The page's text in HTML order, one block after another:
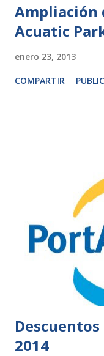
Ampliación
Acuatic
enero 23, 2013
COMPARTIR
2014